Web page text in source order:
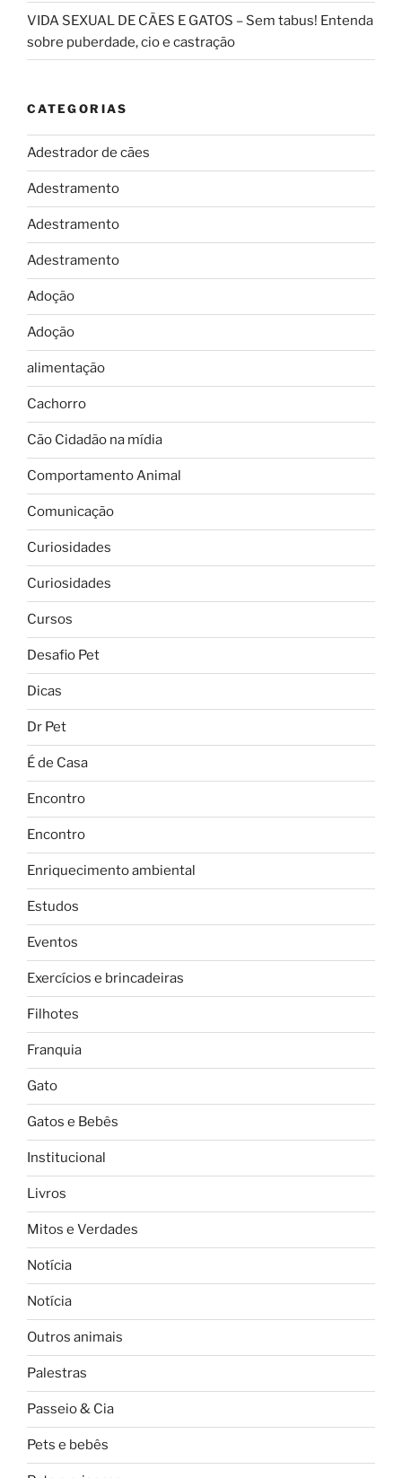
VIDA SEXUAL DE CÃES E GATOS – Sem tabus! Entenda
sobre puberdade, cio e castração
CATEGORIAS
Adestrador de cães
Adestramento
Adestramento
Adestramento
Adoção
Adoção
alimentação
Cachorro
Cão Cidadão na mídia
Comportamento Animal
Comunicação
Curiosidades
Curiosidades
Cursos
Desafio Pet
Dicas
Dr Pet
É de Casa
Encontro
Encontro
Enriquecimento ambiental
Estudos
Eventos
Exercícios e brincadeiras
Filhotes
Franquia
Gato
Gatos e Bebês
Institucional
Livros
Mitos e Verdades
Notícia
Notícia
Outros animais
Palestras
Passeio & Cia
Pets e bebês